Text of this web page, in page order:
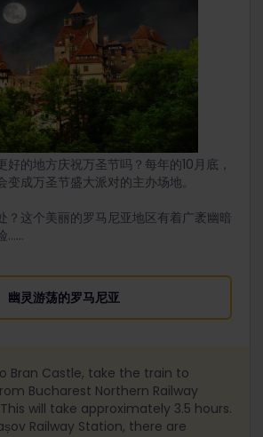
好的地方庆祝万圣节吗？每年的10月底，
成万圣节盛大派对的主办场地。
？这个美丽的罗马尼亚地区有着广袤幽暗
……
幽灵游荡的罗马尼亚
Bran Castle, take the train to
Bucharest Northern Railway
will take approximately 3.5 hours.
Railway Station, there are